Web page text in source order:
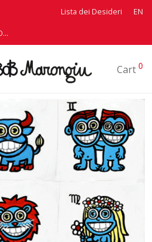
Via Torres 13 - San Pantaleo, Olbia - T: +39 339 3895530
Lista dei Desideri EN
Cart 0